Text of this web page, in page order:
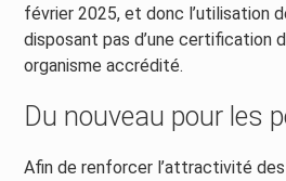
février 2025, et donc l’utilisation
disposant pas d’une certification
organisme accrédité.
Du nouveau pour les
Afin de renforcer l’attractivité